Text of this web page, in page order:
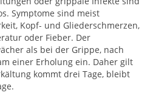
Symptome sind meist
Kopf- und Gliederschmerzen,
oder Fieber. Der
als bei der Grippe, nach
einer Erholung ein. Daher gilt
kommt drei Tage, bleibt